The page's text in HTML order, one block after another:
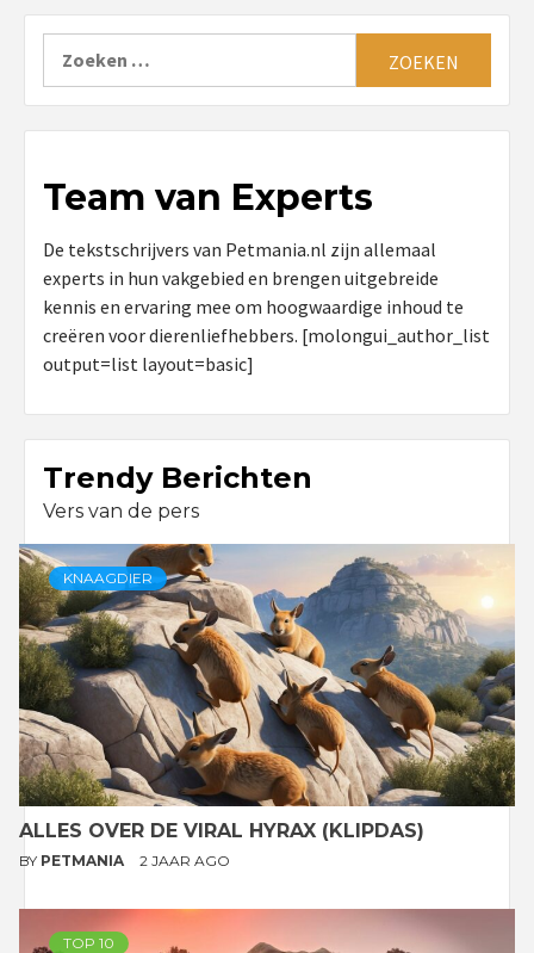
Team van Experts
De tekstschrijvers van Petmania.nl zijn allemaal
experts in hun vakgebied en brengen uitgebreide
kennis en ervaring mee om hoogwaardige inhoud te
creëren voor dierenliefhebbers. [molongui_author_list
output=list layout=basic]
Trendy Berichten
Vers van de pers
KNAAGDIER
ALLES OVER DE VIRAL HYRAX (KLIPDAS)
BY PETMANIA 2 JAAR AGO
TOP 10